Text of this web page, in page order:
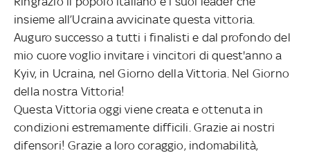
insieme all’Ucraina avvicinate questa vittoria.
Auguro successo a tutti i finalisti e dal profondo del
mio cuore voglio invitare i vincitori di quest'anno a
Kyiv, in Ucraina, nel Giorno della Vittoria. Nel Giorno
della nostra Vittoria!
Questa Vittoria oggi viene creata e ottenuta in
condizioni estremamente difficili. Grazie ai nostri
difensori! Grazie a loro coraggio, indomabilità,